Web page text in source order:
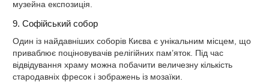
музейна експозиція.
9. Софійський собор
Один із найдавніших соборів Києва є унікальним місцем, що
приваблює поціновувачів релігійних пам’яток. Під час
відвідування храму можна побачити величезну кількість
стародавніх фресок і зображень із мозаїки.